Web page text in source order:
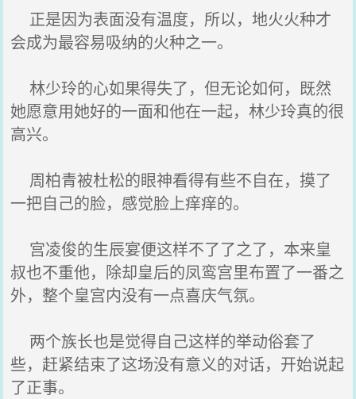
正是因为表面没有温度，所以，地火火种才
会成为最容易吸纳的火种之一。
林少玲的心如果得失了，但无论如何，既然
她愿意用她好的一面和他在一起，林少玲真的很
高兴。
周柏青被杜松的眼神看得有些不自在，摸了
一把自己的脸，感觉脸上痒痒的。
宫凌俊的生辰宴便这样不了了之了，本来皇
叔也不重他，除却皇后的凤鸾宫里布置了一番之
外，整个皇宫内没有一点喜庆气氛。
两个族长也是觉得自己这样的举动俗套了
些，赶紧结束了这场没有意义的对话，开始说起
了正事。